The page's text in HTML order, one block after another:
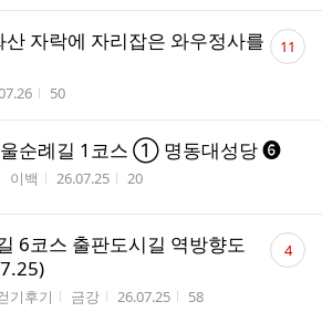
자락에 자리잡은 와우정사를
시간 조회수
50
댓
글11
울순례길 1코스 ① 명동대성당 ❻
작성자
이백 작성시간
26.07.25 조회수
20
6코스 출판도시길 역방향도
기후기 작성자
금강 작성시간
26.07.25 조회수
58
댓
글 4